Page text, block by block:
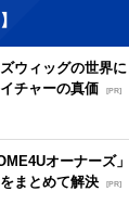
ズウィッグの世界
イチャーの真価 [PR]
オーナーズ
まとめて解決 [PR]